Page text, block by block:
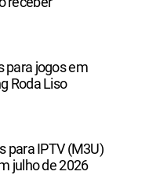
para jogos em
Roda Liso
para IPTV (M3U)
julho de 2026